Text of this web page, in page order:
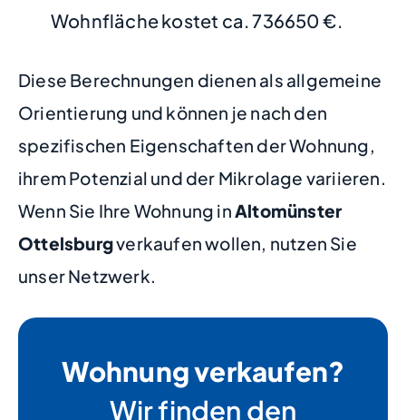
Wohnfläche kostet ca. 736650 €.
Diese Berechnungen dienen als allgemeine
Orientierung und können je nach den
spezifischen Eigenschaften der Wohnung,
ihrem Potenzial und der Mikrolage variieren.
Wenn Sie Ihre Wohnung in Altomünster
Ottelsburgverkaufen wollen, nutzen Sie
unser Netzwerk.
Wohnung verkaufen?
Wir finden den